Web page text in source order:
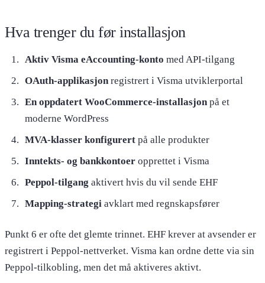
Hva trenger du før installasjon
Aktiv Visma eAccounting-konto med API-tilgang
OAuth-applikasjonregistrert i Visma utviklerportal
En oppdatert WooCommerce-installasjonpå et
moderne WordPress
MVA-klasser konfigurert på alle produkter
Inntekts- og bankkontoer opprettet i Visma
Peppol-tilgang aktivert hvis du vil sende EHF
Mapping-strategi avklart med regnskapsfører
Punkt 6 er ofte det glemte trinnet. EHF krever at avsender er
registrert i Peppol-nettverket. Visma kan ordne dette via sin
Peppol-tilkobling, men det må aktiveres aktivt.